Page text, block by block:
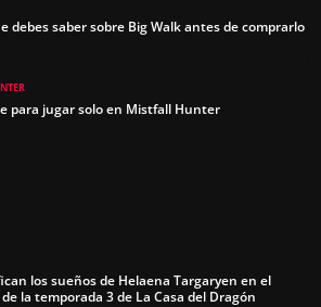
debes saber sobre Big Walk antes de comprarlo
para jugar solo en Mistfall Hunter
los sueños de Helaena Targaryen en el
la temporada 3 de La Casa del Dragón